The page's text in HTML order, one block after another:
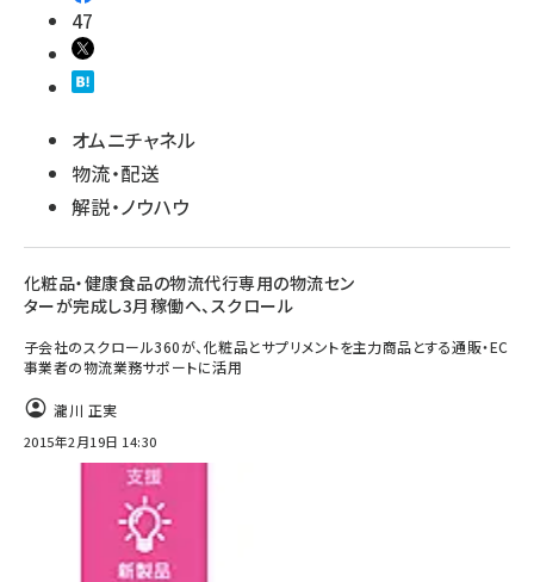
47
オムニチャネル
物流・配送
解説・ノウハウ
化粧品・健康食品の物流代行専用の物流セン
ターが完成し3月稼働へ、スクロール
子会社のスクロール360が、化粧品とサプリメントを主力商品とする通販・EC
事業者の物流業務サポートに活用
瀧川 正実
2015年2月19日 14:30